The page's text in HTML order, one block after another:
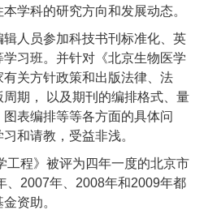
学科的研究方向和发展动态。
人员参加科技书刊标准化、英
习班。并针对《北京生物医学
关方针政策和出版法律、法
期，
以及期刊的编排格式、量
表编排等等各方面的具体问
和请教，受益非浅。
工程》被评为四年一度的北京市
、 2007年、 2008年和2009年都
资助。